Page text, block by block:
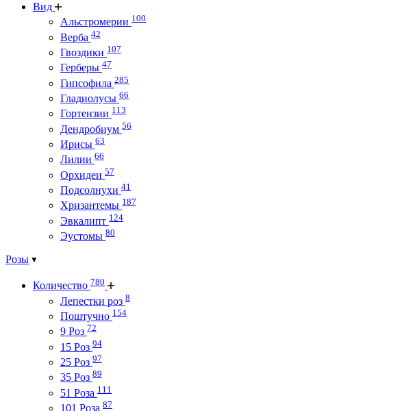
Вид
Альстромерии 100
Верба 42
Гвоздики 107
Герберы 47
Гипсофила 285
Гладиолусы 66
Гортензии 113
Дендробиум 56
Ирисы 63
Лилии 66
Орхидеи 57
Подсолнухи 41
Хризантемы 187
Эвкалипт 124
Эустомы 80
Розы
Количество 780
Лепестки роз 8
Поштучно 154
9 Роз 72
15 Роз 94
25 Роз 97
35 Роз 89
51 Роза 111
101 Роза 87